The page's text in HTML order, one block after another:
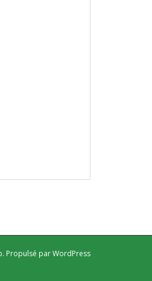
. Propulsé parWordPress